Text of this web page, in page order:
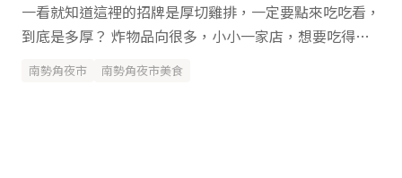
一看就知道這裡的招牌是厚切雞排，一定要點來吃吃看，
到底是多厚？ 炸物品向很多，小小一家店，想要吃得幾
乎都有 南勢角的厚野雞排，這一家店，我發現他很久
了，但是每次想吃的時候剛好沒有開， 所以今天剛好看
南勢角夜市 南勢角夜市美食